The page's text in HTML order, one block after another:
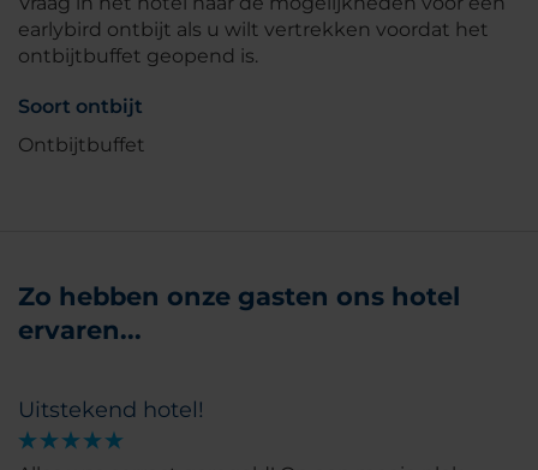
earlybird ontbijt als u wilt vertrekken voordat het
ontbijtbuffet geopend is.
Soort ontbijt
Ontbijtbuffet
Zo hebben onze gasten ons hotel
ervaren...
Uitstekend hotel!